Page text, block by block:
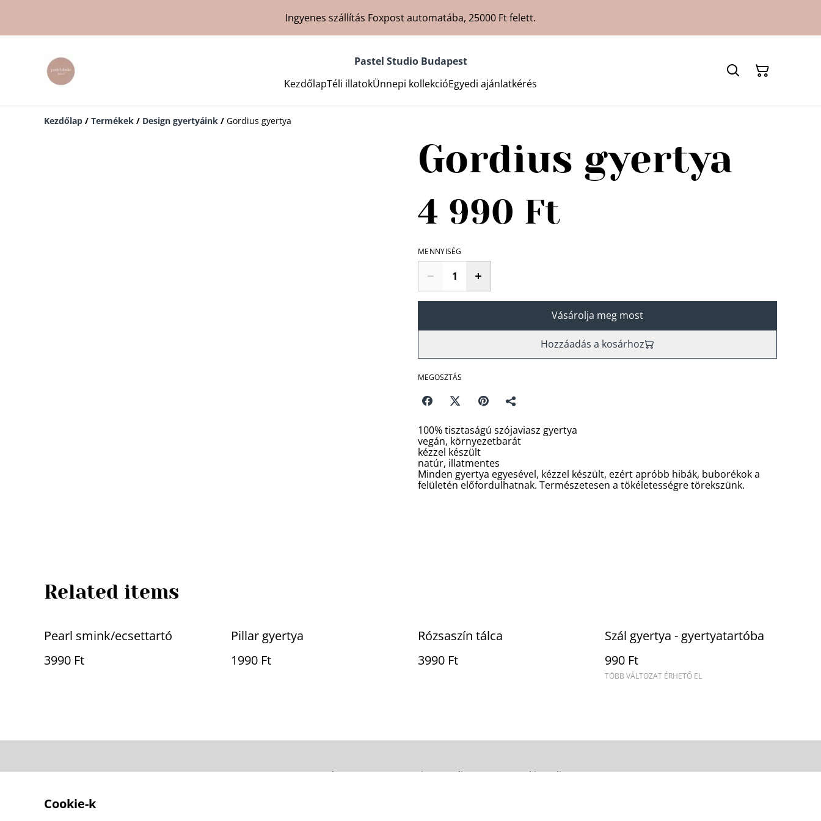
Ingyenes szállítás Foxpost automatába, 25000 Ft felett.
Pastel Studio Budapest
KezdőlapTéli illatokÜnnepi kollekcióEgyedi ajánlatkérés
Kezdőlap / Termékek / Design gyertyáink / Gordius gyertya
Gordius gyertya
4 990 Ft
MENNYISÉG
Vásárolja meg most
Hozzáadás a kosárhoz
MEGOSZTÁS
100% tisztaságú szójaviasz gyertya
vegán, környezetbarát
kézzel készült
natúr, illatmentes
Minden gyertya egyesével, kézzel készült, ezért apróbb hibák, buborékok a
felületén előfordulhatnak. Természetesen a tökéletességre törekszünk.
Related items
Pearl smink/ecsettartó
3990 Ft
Pillar gyertya
1990 Ft
Rózsaszín tálca
3990 Ft
Szál gyertya - gyertyatartóba
990 Ft
TÖBB VÁLTOZAT ÉRHETŐ EL
Contact Us Legal Terms Privacy Policy Cookie Policy
Cookie-k